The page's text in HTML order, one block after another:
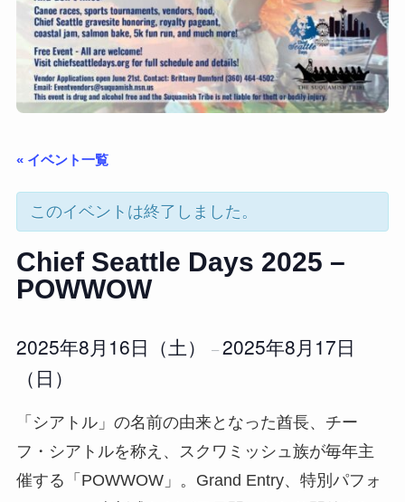
« イベント一覧
このイベントは終了しました。
Chief Seattle Days 2025 –
POWWOW
2025年8月16日（土） – 2025年8月17日
（日）
「シアトル」の名前の由来となった酋長、チー
フ・シアトルを称え、スクワミッシュ族が毎年主
催する「POWWOW」。Grand Entry、特別パフォ